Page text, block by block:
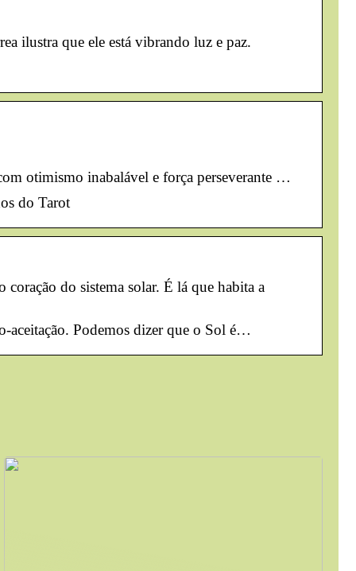
ilustra que ele está vibrando luz e paz.
otimismo inabalável e força perseverante …
do Tarot
do sistema solar. É lá que habita a
aceitação. Podemos dizer que o Sol é…